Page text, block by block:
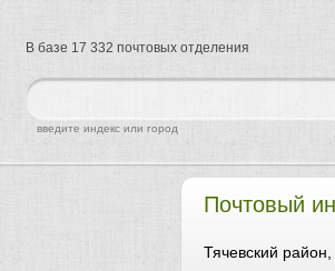
Почтовый
Тячевский район,
найти
введите индекс или город
В базе 17 332 почтовых отделения